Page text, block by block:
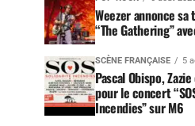
Weezer annonce
“The Gathering”
SCÈNE FRANÇAISE 5
Pascal Obispo,
pour le concert
Incendies” sur M6